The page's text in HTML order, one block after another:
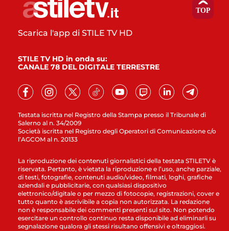
Testata iscritta nel Registro della Stampa presso il Tribunale di
Salerno al n. 34/2009
Società iscritta nel Registro degli Operatori di Comunicazione c/o
l’AGCOM al n. 20133
Scarica l'app di STILE TV HD
STILE TV HD in onda su:
CANALE 78 DEL DIGITALE TERRESTRE
La riproduzione dei contenuti giornalistici della testata STILETV è
riservata. Pertanto, è vietata la riproduzione e l’uso, anche parziale,
di testi, fotografie, contenuti audio/video, filmati, loghi, grafiche
aziendali e pubblicitarie, con qualsiasi dispositivo
elettronico/digitale o per mezzo di fotocopie, registrazioni, cover e
tutto quanto è ascrivibile a copia non autorizzata. La redazione
non è responsabile dei commenti presenti sul sito. Non potendo
esercitare un controllo continuo resta disponibile ad eliminarli su
segnalazione qualora gli stessi risultano offensivi e oltraggiosi.